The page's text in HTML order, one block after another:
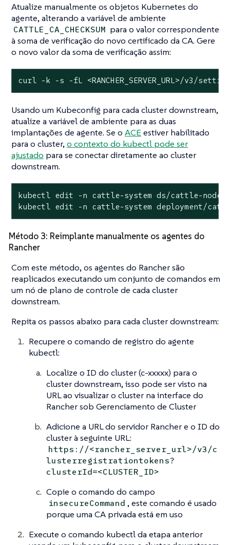
Atualize manualmente os objetos Kubernetes do
agente, alterando a variável de ambiente
CATTLE_CA_CHECKSUM para o valor correspondente
à soma de verificação do novo certificado da CA. Gere
o novo valor da soma de verificação assim:
curl -k -s -fL <RANCHER_SERVER_URL>/v3/
Usando um Kubeconfig para cada cluster downstream,
atualize a variável de ambiente para as duas
implantações de agente. Se o ACEestiver habilitado
para o cluster,o contexto do kubectl pode ser
ajustado para se conectar diretamente ao cluster
downstream.
kubectl edit -n cattle-system ds/cattle-node-
kubectl edit -n cattle-system deployment/
Método 3: Reimplante manualmente os agentes do
Rancher
Com este método, os agentes do Rancher são
reaplicados executando um conjunto de comandos em
um nó de plano de controle de cada cluster
downstream.
Repita os passos abaixo para cada cluster downstream:
Recupere o comando de registro do agente
kubectl:
Localize o ID do cluster (c-xxxxx) para o
cluster downstream, isso pode ser visto na
URL ao visualizar o cluster na interface do
Rancher sob Gerenciamento de Cluster
Adicione a URL do servidor Rancher e o ID do
cluster à seguinte URL:
https://<rancher_server_url>/v3/c
lusterregistrationtokens?
clusterId=<CLUSTER_ID>
Copie o comando do campo
insecureCommand , este comando é usado
porque uma CA privada está em uso
Execute o comando kubectl da etapa anterior